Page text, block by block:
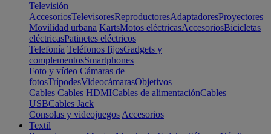
Televisión
AccesoriosTelevisoresReproductoresAdaptadoresProyectores
Movilidad urbana KartsMotos eléctricasAccesoriosBicicletas
eléctricasPatinetes eléctricos
Telefonía Teléfonos fijosGadgets y
complementosSmartphones
Foto y vídeo Cámaras de
fotosTrípodesVideocámarasObjetivos
Cables Cables HDMICables de alimentaciónCables
USBCables Jack
Consolas y videojuegos Accesorios
Textil